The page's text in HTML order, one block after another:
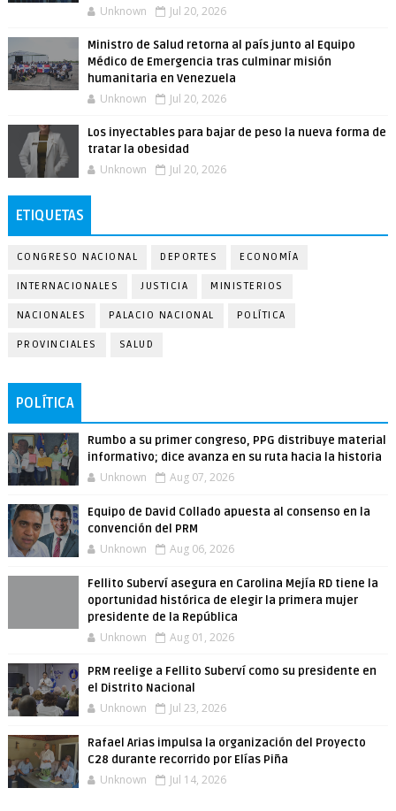
Unknown Jul 20, 2026
Ministro de Salud retorna al país junto al Equipo
Médico de Emergencia tras culminar misión
humanitaria en Venezuela
Unknown Jul 20, 2026
Los inyectables para bajar de peso la nueva forma de
tratar la obesidad
Unknown Jul 20, 2026
ETIQUETAS
CONGRESO NACIONAL DEPORTES ECONOMÍA
INTERNACIONALES JUSTICIA MINISTERIOS
NACIONALES PALACIO NACIONAL POLÍTICA
PROVINCIALES SALUD
POLÍTICA
Rumbo a su primer congreso, PPG distribuye material
informativo; dice avanza en su ruta hacia la historia
Unknown Aug 07, 2026
Equipo de David Collado apuesta al consenso en la
convención del PRM
Unknown Aug 06, 2026
Fellito Suberví asegura en Carolina Mejía RD tiene la
oportunidad histórica de elegir la primera mujer
presidente de la República
Unknown Aug 01, 2026
PRM reelige a Fellito Suberví como su presidente en
el Distrito Nacional
Unknown Jul 23, 2026
Rafael Arias impulsa la organización del Proyecto
C28 durante recorrido por Elías Piña
Unknown Jul 14, 2026